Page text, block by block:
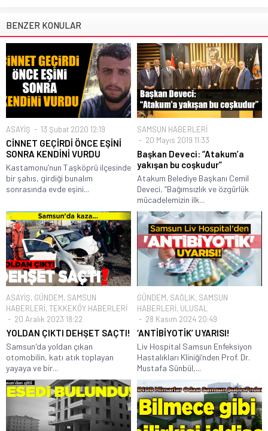
BENZER KONULAR
ASAYİŞ 13 Şubat 2020 12:19
CİNNET GEÇİRDİ ÖNCE EŞİNİ
SONRA KENDİNİ VURDU
Kastamonu’nun Taşköprü ilçesinde
bir şahıs, girdiği bunalım
sonrasında evde eşini...
SAMSUN HABERLERİ
20 Mayıs 2019 11:33
Başkan Deveci: “Atakum’a
yakışan bu coşkudur”
Atakum Belediye Başkanı Cemil
Deveci, “Bağımsızlık ve özgürlük
mücadelemizin ilk...
ASAYİŞ, GÜNDEM, SAMSUN
HABERLERİ, TEKKEKÖY HABERLERİ
20 Aralık 2023 18:22
YOLDAN ÇIKTI DEHŞET SAÇTI!
Samsun'da yoldan çıkan
otomobilin, katı atık toplayan
yayaya ve bir...
GÜNDEM, SAĞLIK, SAMSUN
HABERLERİ, ULUSAL
28 Kasım 2024 20:49
‘ANTİBİYOTİK’ UYARISI!
Liv Hospital Samsun Enfeksiyon
Hastalıkları Kliniği’nden Prof. Dr.
Mustafa Sünbül,...